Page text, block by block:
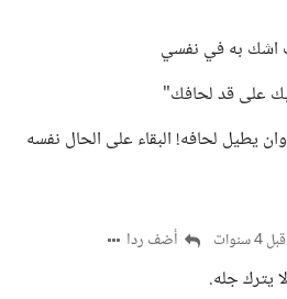
اشك به في نفسي
على قد لحافك"
يطيل لحافه! البقاء على الحال نفسه
قبل 4 سنوات أضف ردا
يترك جله.